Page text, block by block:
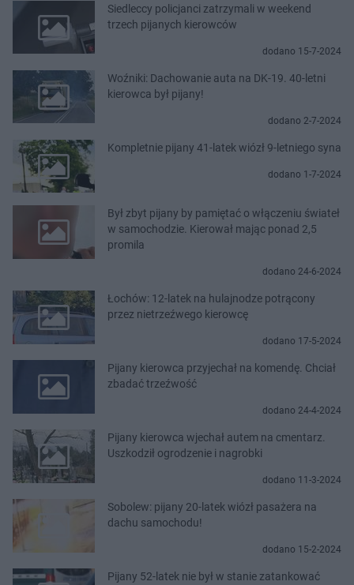
Siedleccy policjanci zatrzymali w weekend
trzech pijanych kierowców
dodano 15-7-2024
Woźniki: Dachowanie auta na DK-19. 40-letni
kierowca był pijany!
dodano 2-7-2024
Kompletnie pijany 41-latek wiózł 9-letniego syna
dodano 1-7-2024
Był zbyt pijany by pamiętać o włączeniu świateł
w samochodzie. Kierował mając ponad 2,5
promila
dodano 24-6-2024
Łochów: 12-latek na hulajnodze potrącony
przez nietrzeźwego kierowcę
dodano 17-5-2024
Pijany kierowca przyjechał na komendę. Chciał
zbadać trzeźwość
dodano 24-4-2024
Pijany kierowca wjechał autem na cmentarz.
Uszkodził ogrodzenie i nagrobki
dodano 11-3-2024
Sobolew: pijany 20-latek wiózł pasażera na
dachu samochodu!
dodano 15-2-2024
Pijany 52-latek nie był w stanie zatankować